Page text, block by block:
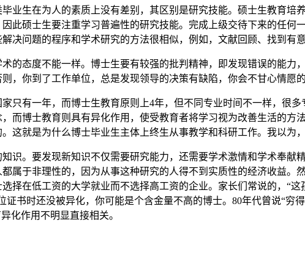
业生在为人的素质上没有差别，其区别是研究技能。硕士生教育培
此硕士生要注重学习普遍性的研究技能。完成上级交待下来的任何
决问题的程序和学术研究的方法很相似，例如，文献回顾、找到有
的态度不能一样。博士生要有较强的批判精神，即发现错误的能力
，你到了工作单位，总是发现领导的决策有缺陷，你会不甘心情愿
只有一年，而博士生教育原则上4年，但不同专业时间不一样，很
而博士教育则具有异化作用，使受教育者将学习视为改善生活的
这就是为什么博士毕业生主体上终生从事教学和科研工作。我以为
识。要发现新知识不仅需要研究能力，还需要学术激情和学术奉献
属于非理性的，因为从事这种研究的人得不到实质性的经济收益。
择在低工资的大学就业而不选择高工资的企业。家长们常说的，“
书时还没被异化，你可能是个含金量不高的博士。80年代曾说“穷
化作用不明显直接相关。